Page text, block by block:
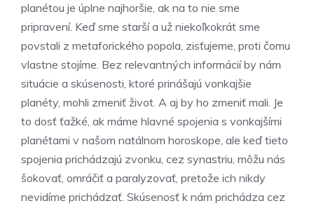
planétou je úplne najhoršie, ak na to nie sme
pripravení. Keď sme starší a už niekoľkokrát sme
povstali z metaforického popola, zisťujeme, proti čomu
vlastne stojíme. Bez relevantných informácií by nám
situácie a skúsenosti, ktoré prinášajú vonkajšie
planéty, mohli zmeniť život. A aj by ho zmeniť mali. Je
to dosť ťažké, ak máme hlavné spojenia s vonkajšími
planétami v našom natálnom horoskope, ale keď tieto
spojenia prichádzajú zvonku, cez synastriu, môžu nás
šokovať, omráčiť a paralyzovať, pretože ich nikdy
nevidíme prichádzať. Skúsenosť k nám prichádza cez